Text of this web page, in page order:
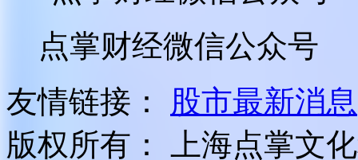
点掌财经微信公众号
友情链接：
股市最新消息
版权所有：
上海点掌文